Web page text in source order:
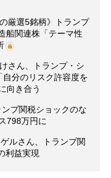
厳選5銘柄》トランプ
船関連株「テーマ性
さん、トランプ・シ
分のリスク許容度を
向き合う
プ関税ショックのな
798万円に
ルさん、トランプ関
利益実現